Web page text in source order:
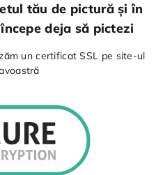
tău de pictură și în
deja să pictezi
un certificat SSL pe site-ul